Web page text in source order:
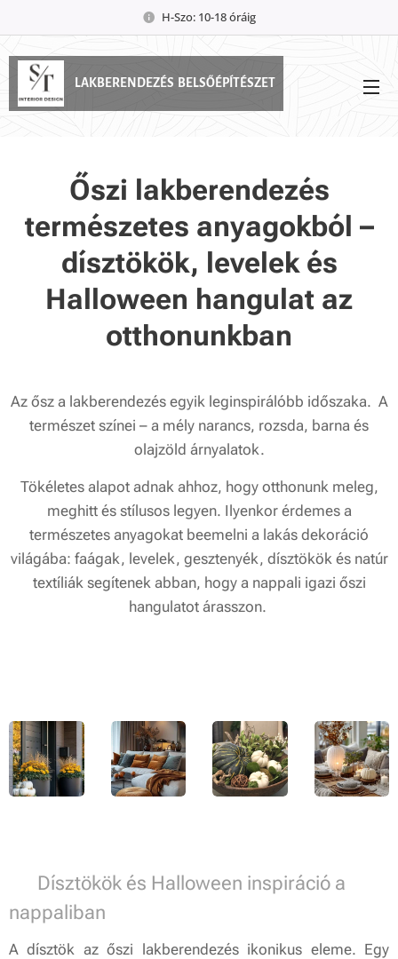
H-Szo: 10-18 óráig
LAKBERENDEZÉS BELSŐÉPÍTÉSZET
Őszi lakberendezés
természetes anyagokból –
dísztökök, levelek és
Halloween hangulat az
otthonunkban
Az ősz a lakberendezés egyik leginspirálóbb időszaka. A
természet színei – a mély narancs, rozsda, barna és
olajzöld árnyalatok.
Tökéletes alapot adnak ahhoz, hogy otthonunk meleg,
meghitt és stílusos legyen. Ilyenkor érdemes a
természetes anyagokat beemelni a lakás dekoráció
világába: faágak, levelek, gesztenyék, dísztökök és natúr
textíliák segítenek abban, hogy a nappali igazi őszi
hangulatot árasszon.
🎃 Dísztökök és Halloween inspiráció a
nappaliban
A dísztök az őszi lakberendezés ikonikus eleme. Egy